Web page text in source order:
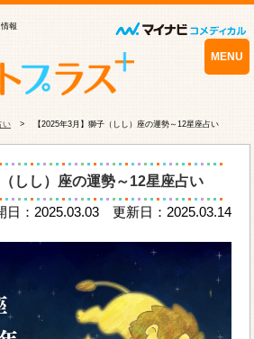
報
MENU
い 【2025年3月】獅子（しし）座の運勢～12星座占い
しし）座の運勢～12星座占い
日：2025.03.03 更新日：2025.03.14